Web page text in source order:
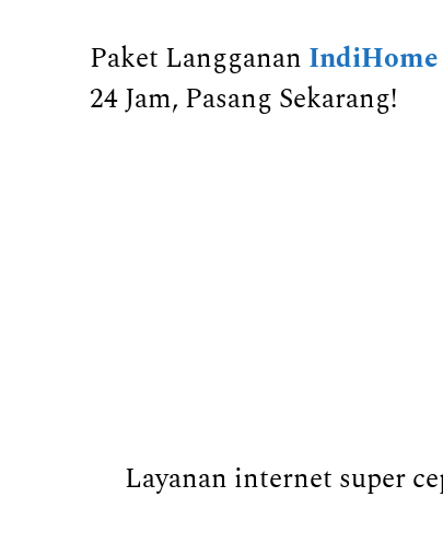
Paket Langganan IndiHome
24 Jam, Pasang Sekarang!
Layanan internet super